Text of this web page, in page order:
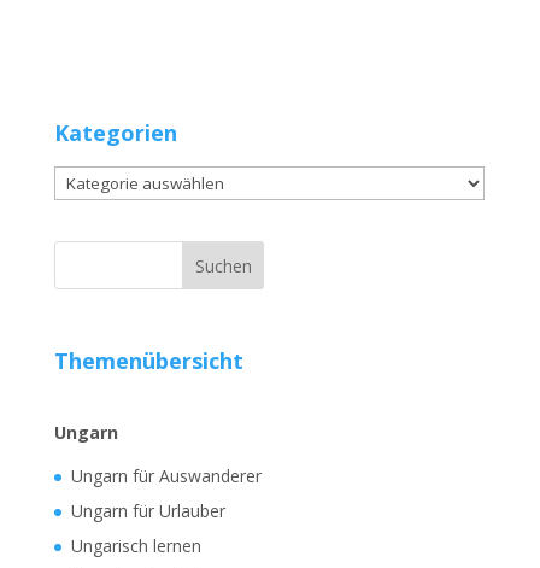
Kategorien
Kategorien
Themenübersicht
Ungarn
Ungarn für Auswanderer
Ungarn für Urlauber
Ungarisch lernen